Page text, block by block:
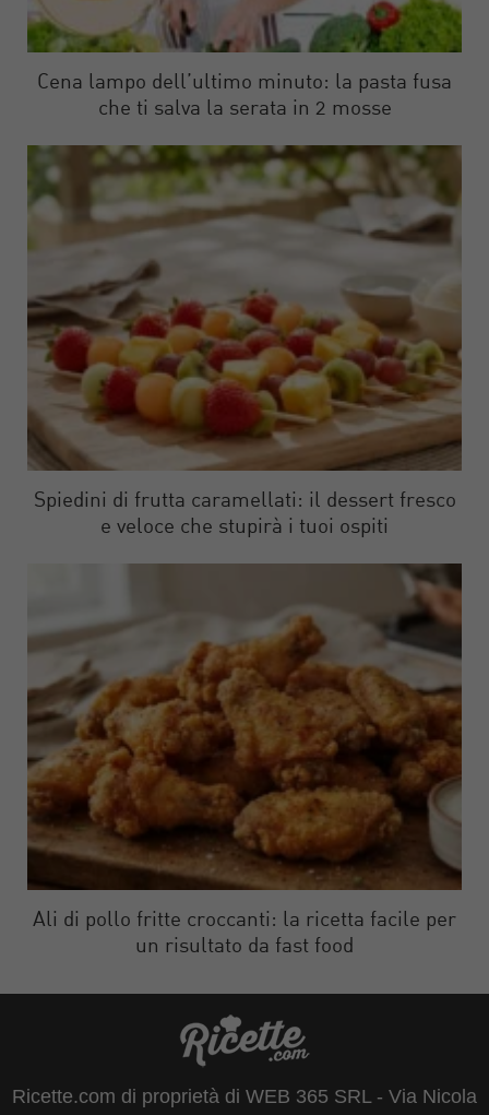
Cena lampo dell’ultimo minuto: la pasta fusa
che ti salva la serata in 2 mosse
Spiedini di frutta caramellati: il dessert fresco
e veloce che stupirà i tuoi ospiti
Ali di pollo fritte croccanti: la ricetta facile per
un risultato da fast food
Ricette.com di proprietà di WEB 365 SRL - Via Nicola